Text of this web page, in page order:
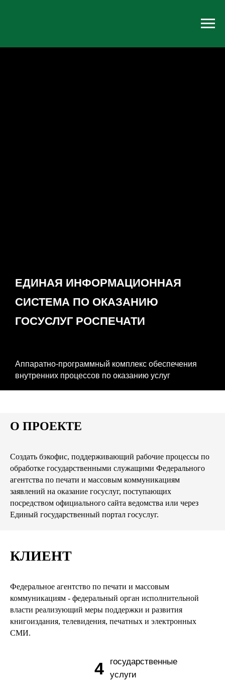
ЕДИНАЯ ИНФОРМАЦИОННАЯ
СИСТЕМА ПО ОКАЗАНИЮ
ГОСУСЛУГ РОСПЕЧАТИ
Аппаратно-программный комплекс обеспечения
внутренних процессов по оказанию услуг
О ПРОЕКТЕ
Создать бэкофис, поддерживающий рабочие процессы по
обработке государственными служащими Федерального
агентства по печати и массовым коммуникациям
заявлений на оказание госуслуг, поступающих
посредством официального сайта ведомства или через
Единый государственный портал госуслуг.
КЛИЕНТ
Федеральное агентство по печати и массовым
коммуникациям - федеральный орган исполнительной
власти реализующий меры поддержки и развития
книгоиздания, телевидения, печатных и электронных
СМИ.
4
государственные
услуги